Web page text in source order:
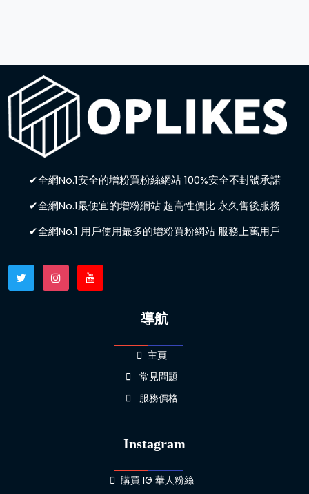
✔全網No.1安全的增粉買粉絲網站 100%安全不封號承諾
✔全網No.1最便宜的增粉網站 超高性價比 永久售後服務
✔全網No.1 用戶使用最多的增粉買粉網站 服務上萬用戶
導航
主頁
常見問題
服務價格
Instagram
購買 IG 華人粉絲